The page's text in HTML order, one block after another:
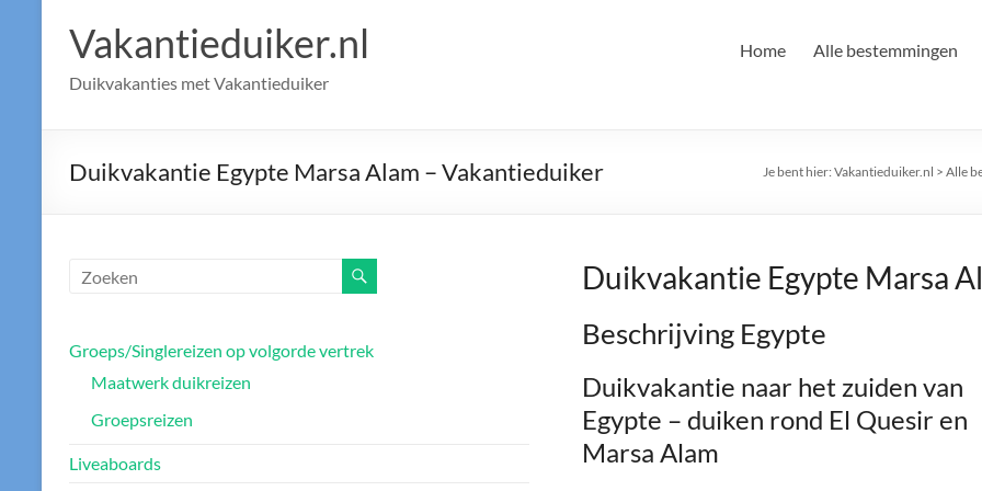
Vakantieduiker.nl
Duikvakanties met Vakantieduiker
Home Alle bestemmingen
Duikvakantie Egypte Marsa Alam – Vakantieduiker Je bent hier: Vakantieduiker.nl > Alle
Duikvakantie Egypte Marsa
Beschrijving Egypte
Duikvakantie naar het zuiden van
Egypte – duiken rond El Quesir en
Marsa Alam
Groeps/Singlereizen op volgorde vertrek
Maatwerk duikreizen
Groepsreizen
Liveaboards